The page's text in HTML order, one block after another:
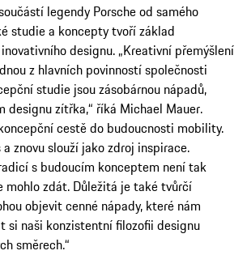
legendy Porsche od samého
studie a koncepty tvoří základ
designu. „Kreativní přemýšlení
z hlavních povinností společnosti
studie jsou zásobárnou nápadů,
designu zítřka,“ říká Michael Mauer.
cestě do budoucnosti mobility.
znovu slouží jako zdroj inspirace.
s budoucím konceptem není tak
mohlo zdát. Důležitá je také tvůrčí
objevit cenné nápady, které nám
si naši konzistentní filozofii designu
směrech.“